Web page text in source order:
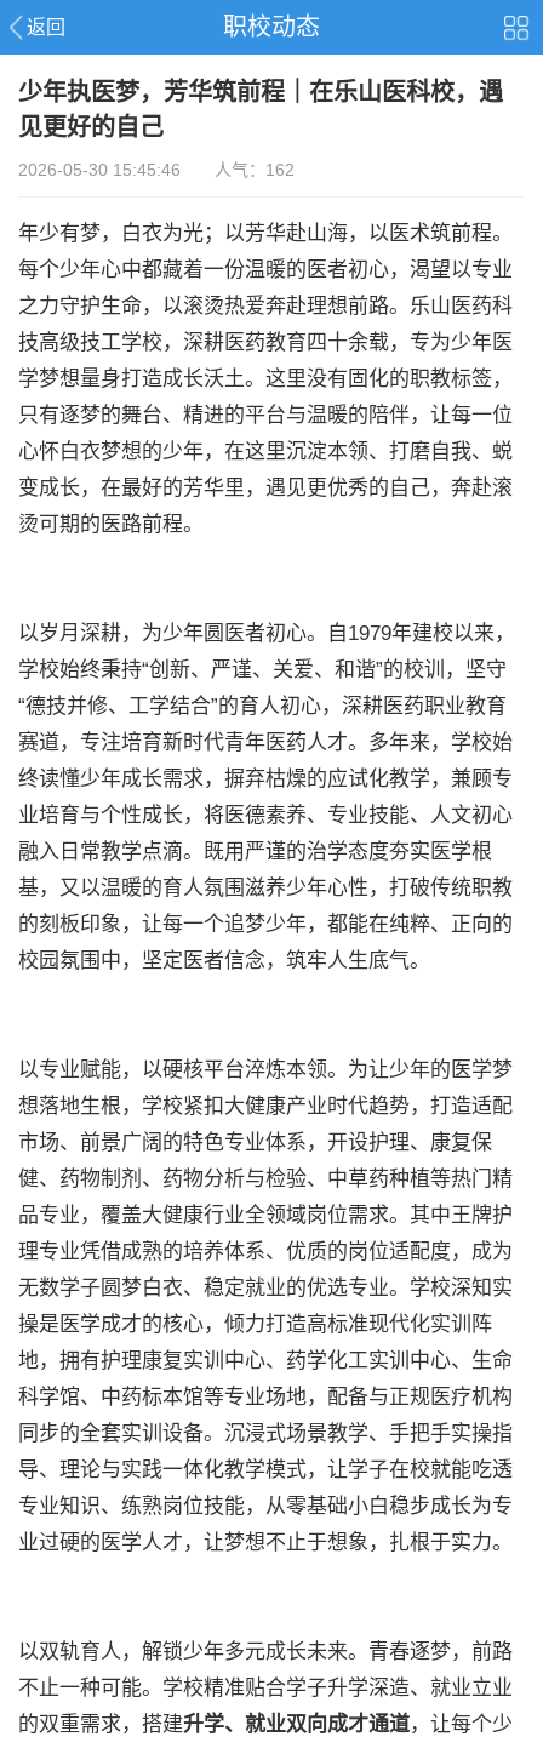
返回 职校动态
少年执医梦，芳华筑前程｜在乐山医科校，遇
见更好的自己
2026-05-30 15:45:46 人气：162
年少有梦，白衣为光；以芳华赴山海，以医术筑前程。
每个少年心中都藏着一份温暖的医者初心，渴望以专业
之力守护生命，以滚烫热爱奔赴理想前路。乐山医药科
技高级技工学校，深耕医药教育四十余载，专为少年医
学梦想量身打造成长沃土。这里没有固化的职教标签，
只有逐梦的舞台、精进的平台与温暖的陪伴，让每一位
心怀白衣梦想的少年，在这里沉淀本领、打磨自我、蜕
变成长，在最好的芳华里，遇见更优秀的自己，奔赴滚
烫可期的医路前程。
以岁月深耕，为少年圆医者初心。自1979年建校以来，
学校始终秉持“创新、严谨、关爱、和谐”的校训，坚守
“德技并修、工学结合”的育人初心，深耕医药职业教育
赛道，专注培育新时代青年医药人才。多年来，学校始
终读懂少年成长需求，摒弃枯燥的应试化教学，兼顾专
业培育与个性成长，将医德素养、专业技能、人文初心
融入日常教学点滴。既用严谨的治学态度夯实医学根
基，又以温暖的育人氛围滋养少年心性，打破传统职教
的刻板印象，让每一个追梦少年，都能在纯粹、正向的
校园氛围中，坚定医者信念，筑牢人生底气。
以专业赋能，以硬核平台淬炼本领。为让少年的医学梦
想落地生根，学校紧扣大健康产业时代趋势，打造适配
市场、前景广阔的特色专业体系，开设护理、康复保
健、药物制剂、药物分析与检验、中草药种植等热门精
品专业，覆盖大健康行业全领域岗位需求。其中王牌护
理专业凭借成熟的培养体系、优质的岗位适配度，成为
无数学子圆梦白衣、稳定就业的优选专业。学校深知实
操是医学成才的核心，倾力打造高标准现代化实训阵
地，拥有护理康复实训中心、药学化工实训中心、生命
科学馆、中药标本馆等专业场地，配备与正规医疗机构
同步的全套实训设备。沉浸式场景教学、手把手实操指
导、理论与实践一体化教学模式，让学子在校就能吃透
专业知识、练熟岗位技能，从零基础小白稳步成长为专
业过硬的医学人才，让梦想不止于想象，扎根于实力。
以双轨育人，解锁少年多元成长未来。青春逐梦，前路
不止一种可能。学校精准贴合学子升学深造、就业立业
的双重需求，搭建升学、就业双向成才通道，让每个少